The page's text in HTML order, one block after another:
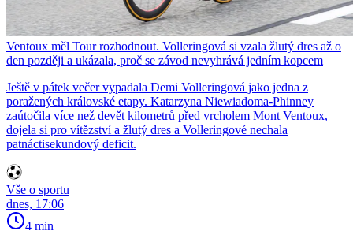
Ventoux měl Tour rozhodnout. Volleringová si vzala žlutý dres až o
den později a ukázala, proč se závod nevyhrává jedním kopcem
Ještě v pátek večer vypadala Demi Volleringová jako jedna z
poražených královské etapy. Katarzyna Niewiadoma-Phinney
zaútočila více než devět kilometrů před vrcholem Mont Ventoux,
dojela si pro vítězství a žlutý dres a Volleringové nechala
patnáctisekundový deficit.
Vše o sportu
dnes, 17:06
4 min